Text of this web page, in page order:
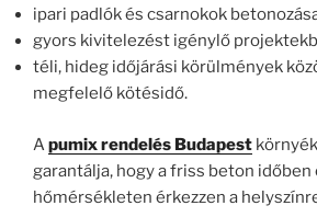
ipari padlók és csarnokok
gyors kivitelezést igénylő
téli, hideg időjárási körülmények
megfelelő kötésidő.
Apumix rendelés Budapest
garantálja, hogy a friss beton időben
hőmérsékleten érkezzen a